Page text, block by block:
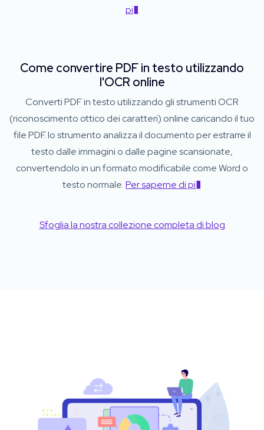
pi�
Come convertire PDF in testo utilizzando
l'OCR online
Converti PDF in testo utilizzando gli strumenti OCR
(riconoscimento ottico dei caratteri) online caricando il tuo
file PDF. lo strumento analizza il documento per estrarre il
testo dalle immagini o dalle pagine scansionate,
convertendolo in un formato modificabile come Word o
testo normale.Per saperne di pi�
Sfoglia la nostra collezione completa di blog